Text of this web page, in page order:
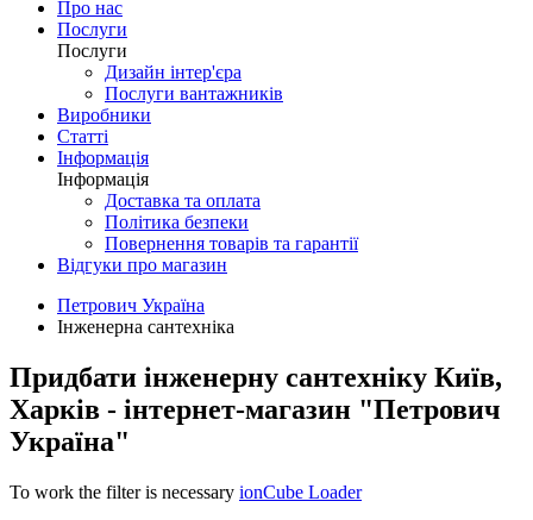
Про нас
Послуги
Послуги
Дизайн інтер'єра
Послуги вантажників
Виробники
Статті
Інформація
Інформація
Доставка та оплата
Політика безпеки
Повернення товарів та гарантії
Відгуки про магазин
Петрович Україна
Інженерна сантехніка
Придбати інженерну сантехніку Київ,
Харків - інтернет-магазин "Петрович
Україна"
To work the filter is necessary ionCube Loader